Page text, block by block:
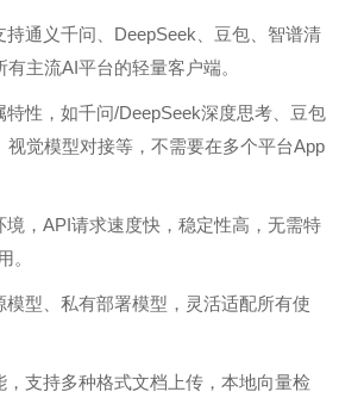
持通义千问、DeepSeek、豆包、智谱清
主流AI平台的轻量客户端。
性，如千问/DeepSeek深度思考、豆包
视觉模型对接等，不需要在多个平台App
境，API请求速度快，稳定性高，无需特
。
型、私有部署模型，灵活适配所有使
，支持多种格式文档上传，本地向量检